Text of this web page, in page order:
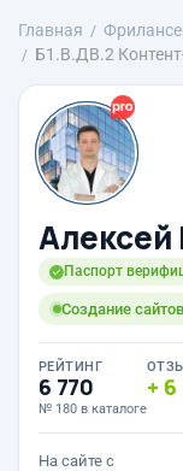
Главная
Б1.В.ДВ.2
Алексей
Паспорт
Создание
РЕЙТИНГ
6 770
№ 180 в каталоге
6
На сайте с